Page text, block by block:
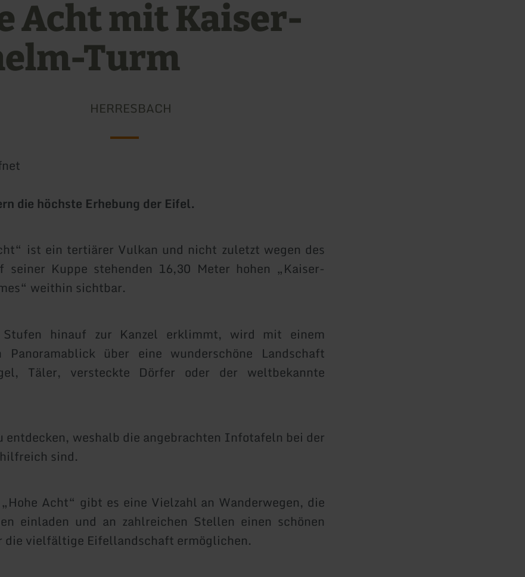
Acht mit Kaiser-
Turm
HERRESBACH
die höchste Erhebung der Eifel.
ist ein tertiärer Vulkan und nicht zuletzt wegen des
seiner Kuppe stehenden 16,30 Meter hohen „Kaiser-
weithin sichtbar.
hinauf zur Kanzel erklimmt, wird mit einem
Panoramablick über eine wunderschöne Landschaft
Täler, versteckte Dörfer oder der weltbekannte
entdecken, weshalb die angebrachten Infotafeln bei der
sind.
Acht“ gibt es eine Vielzahl an Wanderwegen, die
einladen und an zahlreichen Stellen einen schönen
die vielfältige Eifellandschaft ermöglichen.